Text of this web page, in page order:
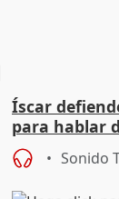
Íscar
para hablar
2027
Sonido